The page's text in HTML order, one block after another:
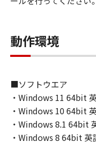
4. OWNERSHIP
rights in and to
expressly
express or
granted by
property of Canon
動作環境
■ソフトウエア
・Windows 11 64bit
・Windows 10 64bit
・Windows 8.1 64bit
・Windows 8 64bit 英